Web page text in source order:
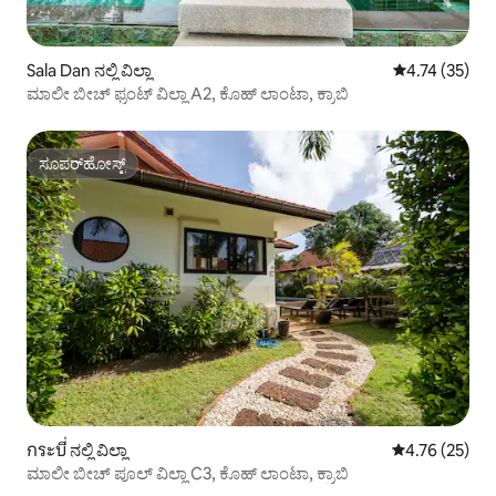
Sala Dan ನಲ್ಲಿ ವಿಲ್ಲಾ 5 ರಲ್ಲಿ 4.74
4.74 (35)
ಮಾಲೀ ಬೀಚ್ ಫ್ರಂಟ್ ವಿಲ್ಲಾ A2, ಕೊಹ್ ಲಾಂಟಾ, ಕ್ರಾಬಿ
ಸೂಪರ್‌ಹೋಸ್ಟ್
ಸೂಪರ್‌ಹೋಸ್ಟ್
กระบี่ ನಲ್ಲಿ ವಿಲ್ಲಾ 5 ರಲ್ಲಿ 4.76
4.76 (25)
ಮಾಲೀ ಬೀಚ್ ಪೂಲ್ ವಿಲ್ಲಾ C3, ಕೊಹ್ ಲಾಂಟಾ, ಕ್ರಾಬಿ